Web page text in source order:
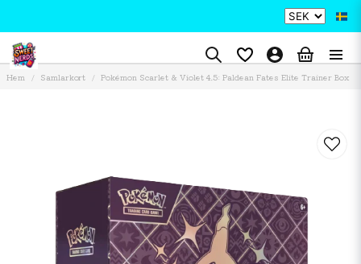
Hem Samlarkort Pokémon Scarlet & Violet 4.5: Paldean Fates Elite Trainer Box